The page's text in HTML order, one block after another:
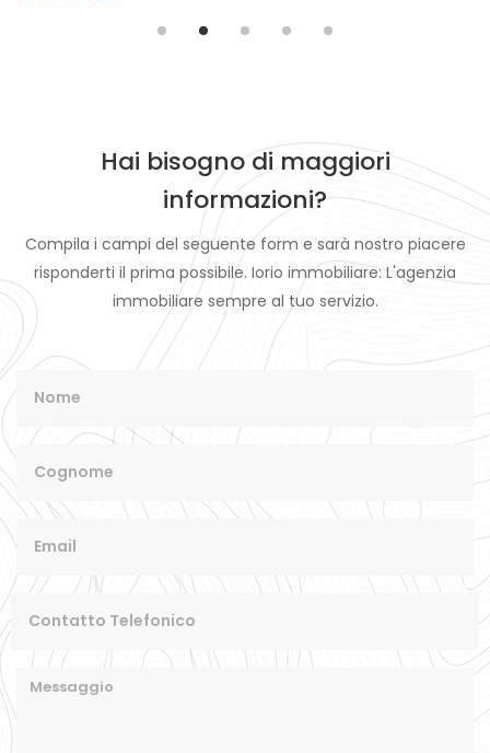
Hai bisogno di maggiori
informazioni?
Compila i campi del seguente form e sarà nostro piacere
risponderti il prima possibile. Iorio immobiliare: L'agenzia
immobiliare sempre al tuo servizio.